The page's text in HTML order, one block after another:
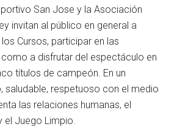
San Jose y la Asociación
invitan al público en general a
Cursos, participar en las
a disfrutar del espectáculo en
títulos de campeón. En un
saludable, respetuoso con el medio
las relaciones humanas, el
el Juego Limpio.